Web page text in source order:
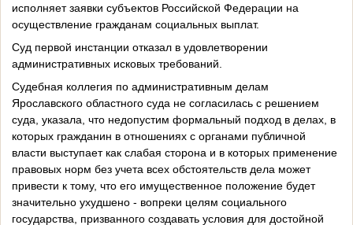
исполняет заявки субъектов Российской Федерации на
осуществление гражданам социальных выплат.
Суд первой инстанции отказал в удовлетворении
административных исковых требований.
Судебная коллегия по административным делам
Ярославского областного суда не согласилась с решением
суда, указала, что недопустим формальный подход в делах, в
которых гражданин в отношениях с органами публичной
власти выступает как слабая сторона и в которых применение
правовых норм без учета всех обстоятельств дела может
привести к тому, что его имущественное положение будет
значительно ухудшено - вопреки целям социального
государства, призванного создавать условия для достойной